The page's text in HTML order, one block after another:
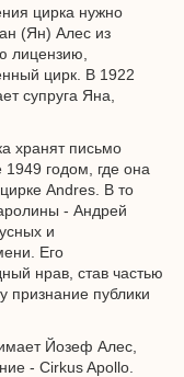
цирка нужно
(Ян) Алес из
лицензию,
цирк. В 1922
супруга Яна,
хранят письмо
годом, где она
Andres. В то
- Андрей
и
Его
нрав, став частью
признание публики
Йозеф Алес,
- Cirkus Apollo.